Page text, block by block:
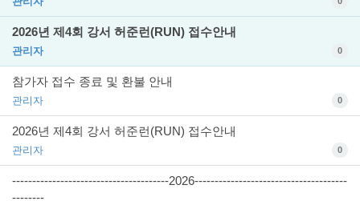
2026년 제4회 강서 허준런(RUN) 접수안내
관리자 0
참가자 접수 종료 및 환불 안내
관리자 0
2026년 제4회 강서 허준런(RUN) 접수안내
관리자 0
---------------------------------------2026--------------------------------------
--------